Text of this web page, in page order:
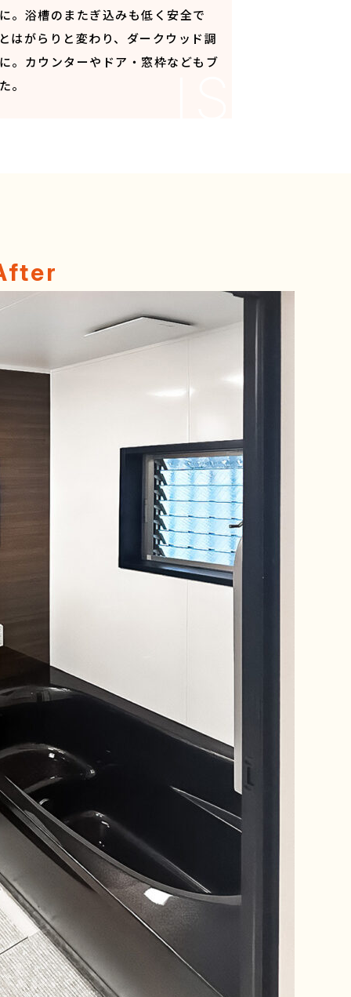
。浴槽のまたぎ込みも低く安全で
はがらりと変わり、ダークウッド調
。カウンターやドア・窓枠などもブ
。